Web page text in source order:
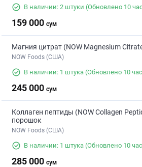
В наличии: 2 штуки (Обновлено 10
159 000 сум
Магния цитрат (NOW Magnesium
NOW Foods (США)
В наличии: 1 штука (Обновлено 10
245 000 сум
Коллаген пептиды (NOW Collagen
порошок
NOW Foods (США)
В наличии: 1 штука (Обновлено 10
285 000 сум